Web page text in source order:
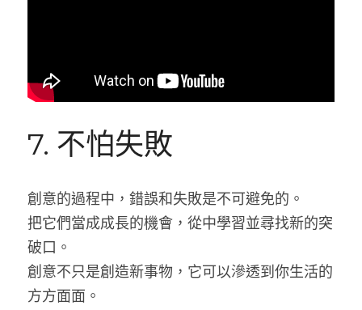
7. 不怕失敗
創意的過程中，錯誤和失敗是不可避免的。
把它們當成成長的機會，從中學習並尋找新的突
破口。
創意不只是創造新事物，它可以滲透到你生活的
方方面面。